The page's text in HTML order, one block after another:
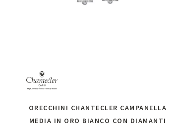
ORECCHINI CHANTECLER CAMPANELLA
MEDIA IN ORO BIANCO CON DIAMANTI